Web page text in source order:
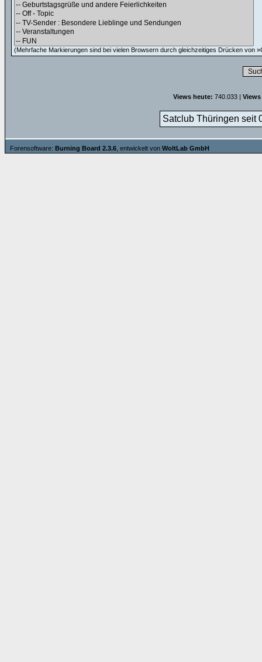
(Mehrfache Markierungen sind bei vielen Browsern durch gleichzeitiges Drücken von
Views heute: 740.033 |
Satclub Thüringen seit
Forensoftware: Burning Board 2.3.6 , entwickelt von WoltLab GmbH